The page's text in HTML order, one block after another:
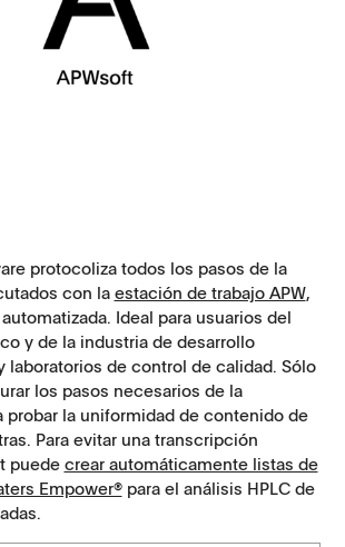
protocoliza todos los pasos de la
con laestación de trabajo APW,
Ideal para usuarios del
y de la industria de desarrollo
laboratorios de control de calidad. Sólo
los pasos necesarios de la
probar la uniformidad de contenido de
Para evitar una transcripción
puede crear automáticamente listas de
Empower®para el análisis HPLC de